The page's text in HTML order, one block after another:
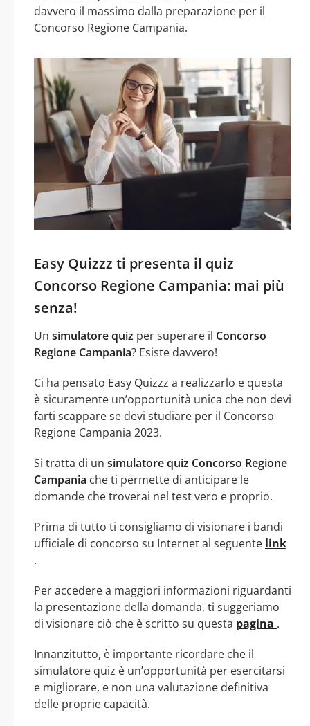
davvero il massimo dalla preparazione per il
Concorso Regione Campania.
Easy Quizzz ti presenta il quiz
Concorso Regione Campania: mai più
senza!
Un simulatore quiz per superare il Concorso
Regione Campania? Esiste davvero!
Ci ha pensato Easy Quizzz a realizzarlo e questa
è sicuramente un’opportunità unica che non devi
farti scappare se devi studiare per il Concorso
Regione Campania 2023.
Si tratta di un simulatore quiz Concorso Regione
Campania che ti permette di anticipare le
domande che troverai nel test vero e proprio.
Prima di tutto ti consigliamo di visionare i bandi
ufficiale di concorso su Internet al seguente link
.
Per accedere a maggiori informazioni riguardanti
la presentazione della domanda, ti suggeriamo
di visionare ciò che è scritto su questa pagina .
Innanzitutto, è importante ricordare che il
simulatore quiz è un’opportunità per esercitarsi
e migliorare, e non una valutazione definitiva
delle proprie capacità.